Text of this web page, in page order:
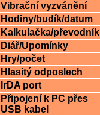
Vibrační vyzvánění
Hodiny/budík/datum
Kalkulačka/převodník
Diář/Upomínky
Hry/počet
Hlasitý odposlech
IrDA port
Připojení k PC přes
USB kabel